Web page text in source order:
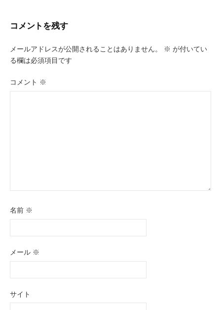
ビ
ゲ
ー
シ
コメントを残す
メールアドレスが公開されることはありません。 ※ が付いてい
る欄は必須項目です
コメント ※
名前 ※
メール ※
サイト